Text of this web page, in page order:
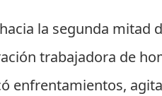
la segunda mitad
trabajadora de
enfrentamientos,